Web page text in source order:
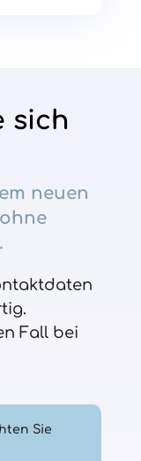
sich
neuen
Fall bei
Sie